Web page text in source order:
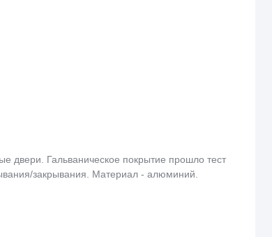
двери. Гальваническое покрытие прошло тест
закрывания. Материал - алюминий.